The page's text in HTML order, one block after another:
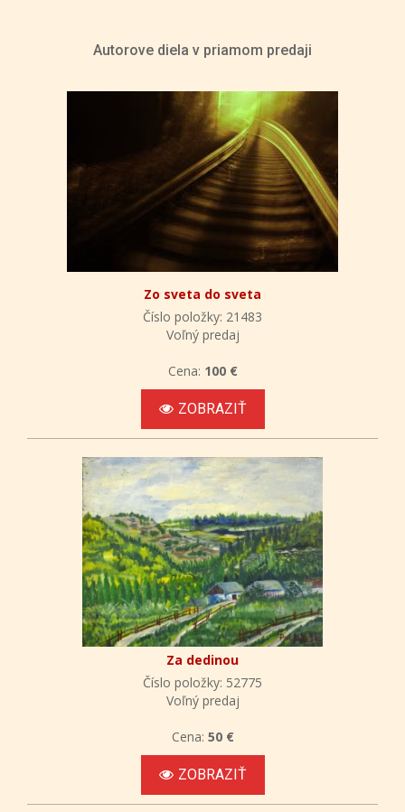
Autorove diela v priamom predaji
Zo sveta do sveta
Číslo položky: 21483
Voľný predaj
Cena: 100 €
ZOBRAZIŤ
Za dedinou
Číslo položky: 52775
Voľný predaj
Cena: 50 €
ZOBRAZIŤ